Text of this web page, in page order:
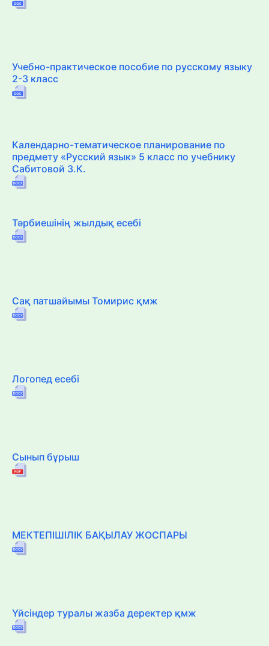
Учебно-практическое пособие по русскому языку
2-3 класс
Календарно-тематическое планирование по
предмету «Русский язык» 5 класс по учебнику
Сабитовой З.К.
Тәрбиешінің жылдық есебі
Сақ патшайымы Томирис қмж
Логопед есебі
Сынып бұрыш
МЕКТЕПІШІЛІК БАҚЫЛАУ ЖОСПАРЫ
Үйсіндер туралы жазба деректер қмж